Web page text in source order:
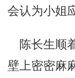
会认为小姐
陈长生顺
壁上密密麻